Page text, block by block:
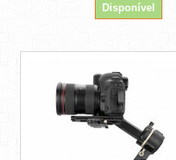
Disponível